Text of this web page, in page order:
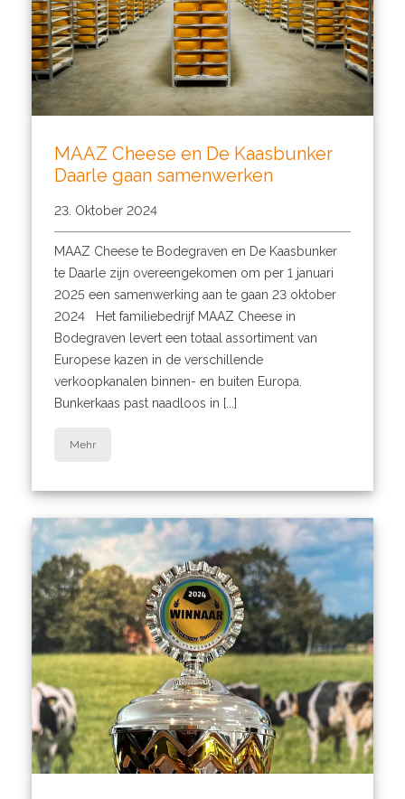
MAAZ Cheese en De Kaasbunker
Daarle gaan samenwerken
23. Oktober 2024
MAAZ Cheese te Bodegraven en De Kaasbunker
te Daarle zijn overeengekomen om per 1 januari
2025 een samenwerking aan te gaan 23 oktober
2024 Het familiebedrijf MAAZ Cheese in
Bodegraven levert een totaal assortiment van
Europese kazen in de verschillende
verkoopkanalen binnen- en buiten Europa.
Bunkerkaas past naadloos in [...]
Mehr